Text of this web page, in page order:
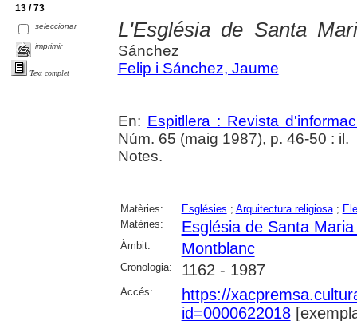
13 / 73
seleccionar
imprimir
Text complet
L'Església de Santa
Sánchez
Felip i Sánchez, Jaume
En: Espitllera : Revista
Núm. 65 (maig 1987), p. 46-50 : il.
Notes.
Matèries: Esglésies ; Arquitectura religiosa;
Matèries:
Església de Santa
Àmbit: Montblanc
Cronologia: 1162 - 1987
Accés:
https://
id=0000622018